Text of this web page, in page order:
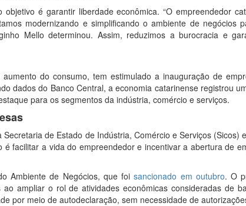
é garantir liberdade econômica. “O empreendedor
modernizando e simplificando o ambiente de negócios
Mello determinou. Assim, reduzimos a burocracia e
do consumo, tem estimulado a inauguração de
dados do Banco Central, a economia catarinense registrou
para os segmentos da indústria, comércio e serviços.
de Estado de Indústria, Comércio e Serviços (Sicos)
facilitar a vida do empreendedor e incentivar a abertura de
Ambiente de Negócios, que foisancionado em outubro. O
ampliar o rol de atividades econômicas consideradas de
por meio de autodeclaração, sem necessidade de